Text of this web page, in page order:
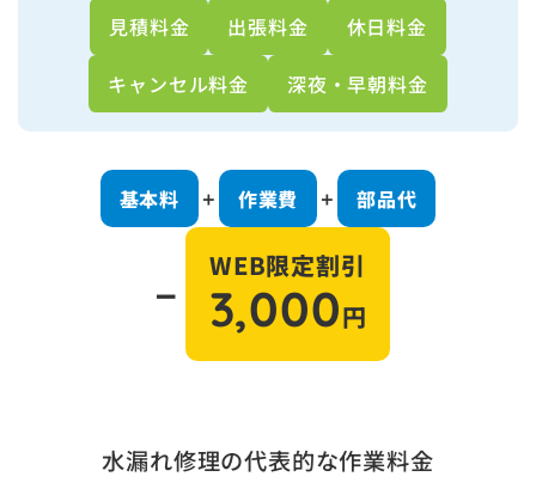
見積料金 出張料金
休日料金
キャンセル料金
深夜・早朝料金
基本料 ＋ 作業費 ＋ 部品代
－
WEB限定割引
3,000円
水漏れ修理の代表的な作業料金